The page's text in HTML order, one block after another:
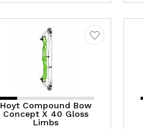
Hoyt Compound Bow
Concept X 40 Gloss
Limbs